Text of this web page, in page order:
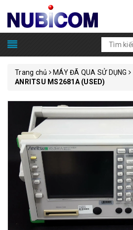
Trang chủ
MÁY ĐÃ QUA SỬ DỤNG
ANRITSU MS2681A (USED)